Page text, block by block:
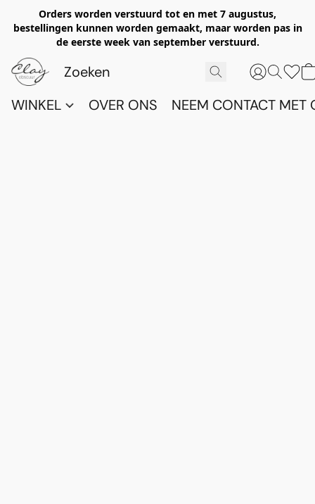
Orders worden verstuurd tot en met 7 augustus,
bestellingen kunnen worden gemaakt, maar worden pas in
de eerste week van september verstuurd.
WINKEL OVER ONS NEEM CONTACT MET